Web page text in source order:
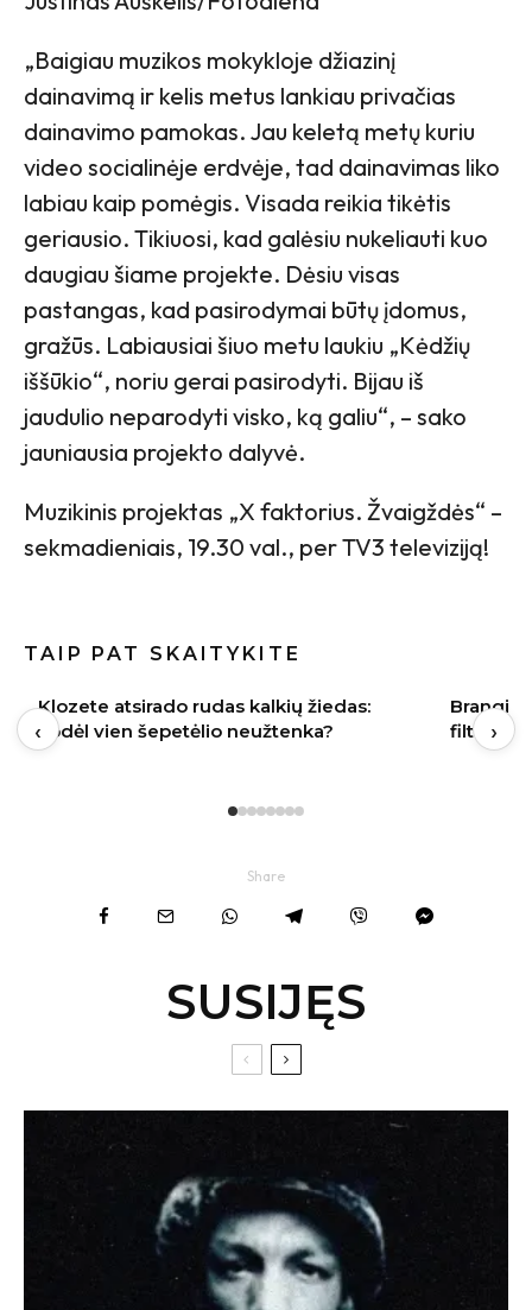
„Baigiau muzikos mokykloje džiazinį
dainavimą ir kelis metus lankiau privačias
dainavimo pamokas. Jau keletą metų kuriu
video socialinėje erdvėje, tad dainavimas liko
labiau kaip pomėgis. Visada reikia tikėtis
geriausio. Tikiuosi, kad galėsiu nukeliauti kuo
daugiau šiame projekte. Dėsiu visas
pastangas, kad pasirodymai būtų įdomus,
gražūs. Labiausiai šiuo metu laukiu „Kėdžių
iššūkio“, noriu gerai pasirodyti. Bijau iš
jaudulio neparodyti visko, ką galiu“, – sako
jauniausia projekto dalyvė.
Muzikinis projektas „X faktorius. Žvaigždės“ –
sekmadieniais, 19.30 val., per TV3 televiziją!
TAIP PAT SKAITYKITE
Brangi naujakurių klaida: apie vandens
filtrus pagalvojama tik paleidus vandenį
Indai po
gali būti
‹ ›
Share
SUSIJĘS